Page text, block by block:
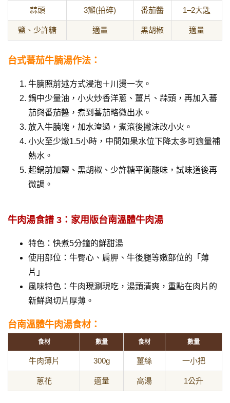
蒜頭 3瓣(拍碎) 番茄醬 1–2大匙
鹽、少許糖 適量 黑胡椒 適量
台式蕃茄牛腩湯作法：
牛腩照前述方式浸泡＋川燙一次。
鍋中少量油，小火炒香洋蔥、薑片、蒜頭，再加入蕃
茄與番茄醬，煮到蕃茄略微出水。
放入牛腩塊，加水淹過，煮滾後撇沫改小火。
小火至少燉1.5小時，中間如果水位下降太多可適量補
熱水。
起鍋前加鹽、黑胡椒、少許糖平衡酸味，試味道後再
微調。
牛肉湯食譜 3：家用版台南溫體牛肉湯
特色：快煮5分鐘的鮮甜湯
使用部位：牛臀心、肩胛、牛後腿等嫩部位的「薄
片」
風味特色：牛肉現涮現吃，湯頭清爽，重點在肉片的
新鮮與切片厚薄。
台南溫體牛肉湯食材：
食材 數量 食材 數量
牛肉薄片 300g 薑絲 一小把
蔥花 適量 高湯 1公升